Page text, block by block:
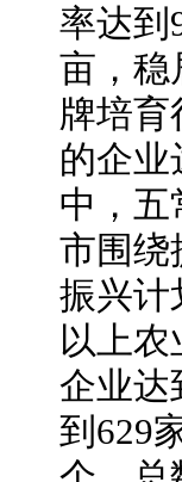
率达到
亩，稳
牌培育
的企业
中，五
市围绕
振兴计
以上农
企业达
到629